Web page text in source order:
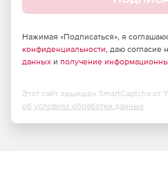
План развития на основе
почты и потребностей.
Оптимизации системы,
Нажимая «Подписаться», я
конфиденциальности, даю согласие
данных и получение
Этот сайт защищен SmartCaptcha от
об условиях обработки данных